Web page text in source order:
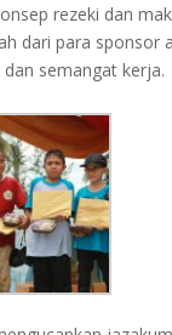
rezeki dan
dari para sponsor
semangat kerja.